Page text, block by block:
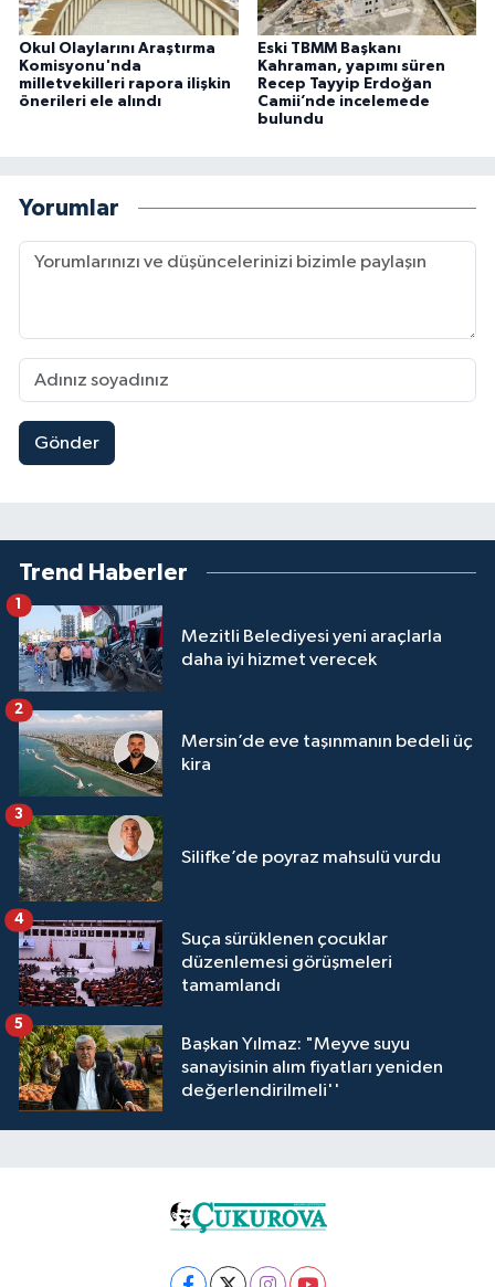
Okul Olaylarını Araştırma
Komisyonu'nda
milletvekilleri rapora ilişkin
önerileri ele alındı
Eski TBMM Başkanı
Kahraman, yapımı süren
Recep Tayyip Erdoğan
Camii’nde incelemede
bulundu
Yorumlar
Gönder
Trend Haberler
Mezitli Belediyesi yeni araçlarla
daha iyi hizmet verecek
1
Mersin’de eve taşınmanın bedeli üç
kira
2
Silifke’de poyraz mahsulü vurdu
3
Suça sürüklenen çocuklar
düzenlemesi görüşmeleri
tamamlandı
4
Başkan Yılmaz: "Meyve suyu
sanayisinin alım fiyatları yeniden
değerlendirilmeli''
5